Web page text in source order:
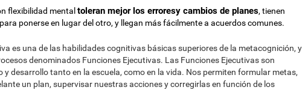
flexibilidad mental toleran mejor los erroresy cambios de planes, tienen
ponerse en lugar del otro, y llegan más fácilmente a acuerdos comunes.
es una de las habilidades cognitivas básicas superiores de la metacognición, y
denominados Funciones Ejecutivas. Las Funciones Ejecutivas son
y desarrollo tanto en la escuela, como en la vida. Nos permiten formular metas,
un plan, supervisar nuestras acciones y corregirlas en función de los